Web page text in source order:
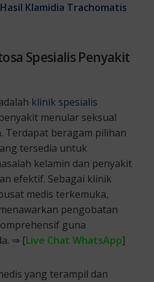
Hasil Klamidia Trachomatis
Spesialis Penyakit
klinik spesialis
menular seksual
Terdapat beragam pilihan
tersedia untuk
kelamin dan penyakit
efektif. Sebagai klinik
medis terkemuka,
pengobatan
guna
⇒ [Live Chat WhatsApp]
yang terampil dan